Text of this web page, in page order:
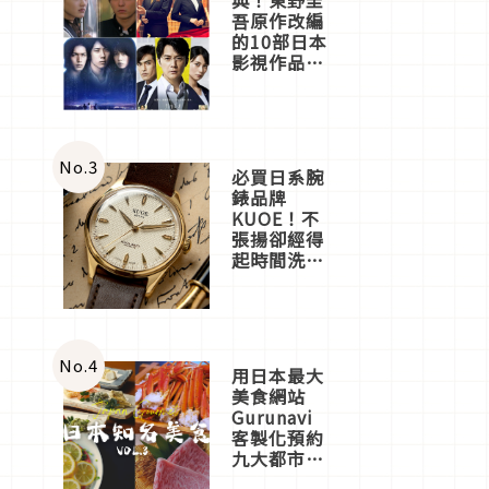
吾原作改編
的10部日本
影視作品推
No.3 必買日系腕
錶品牌
KUOE！不
張揚卻經得
起時間洗鍊
No.4 用日本最大
美食網站
Gurunavi
客製化預約
九大都市餐